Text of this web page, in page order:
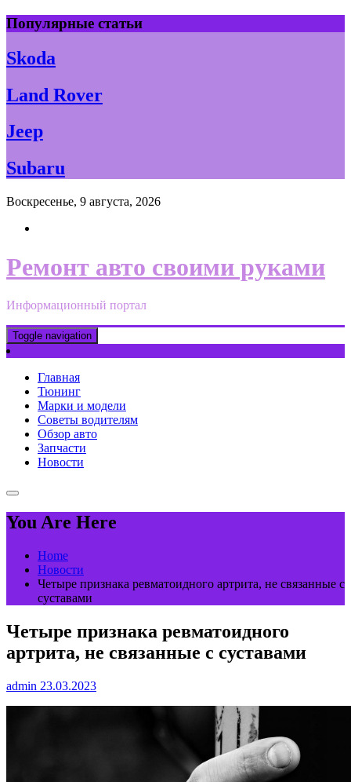
Skip
to
content
Популярные статьи
Skoda
Land Rover
Jeep
Subaru
Воскресенье, 9 августа, 2026
Ремонт авто своими руками
Информационный портал
Toggle navigation
Главная
Тюнинг
Марки и модели
Советы водителям
Обзор авто
Запчасти
Новости
You Are Here
Home
Новости
Четыре признака ревматоидного артрита, не связанные с
суставами
Четыре признака ревматоидного
артрита, не связанные с суставами
admin 23.03.2023